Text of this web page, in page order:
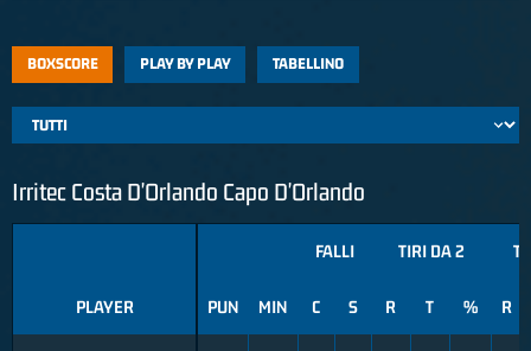
BOXSCORE PLAY BY PLAY TABELLINO
Irritec Costa D'Orlando Capo D'Orlando
PLAYER
FALLI TIRI DA 2
PUN MIN C S R T % R